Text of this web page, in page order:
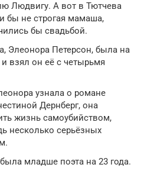
Людвигу. А вот в Тютчева
бы не строгая мамаша,
бы свадьбой.
Элеонора Петерсон, была на
и взял он её с четырьмя
узнала о романе
Дернберг, она
жизнь самоубийством,
несколько серьёзных
младше поэта на 23 года.